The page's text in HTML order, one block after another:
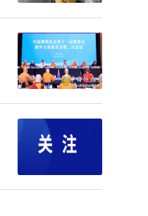
隆重开幕
同发起